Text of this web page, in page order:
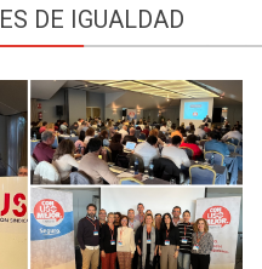
DE IGUALDAD